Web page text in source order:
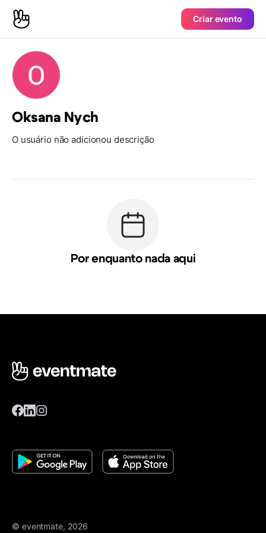
Criar evento
Oksana Nych
O usuário não adicionou descrição
Por enquanto nada aqui
© eventmate, 2026